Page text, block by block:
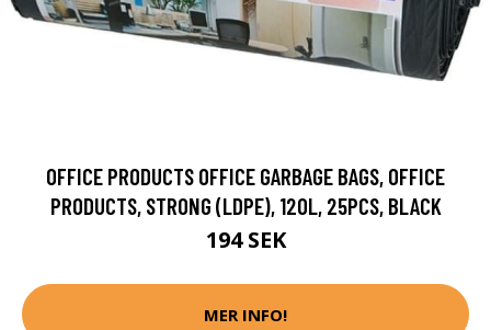
OFFICE PRODUCTS OFFICE GARBAGE BAGS, OFFICE
PRODUCTS, STRONG (LDPE), 120L, 25PCS, BLACK
194 SEK
MER INFO!